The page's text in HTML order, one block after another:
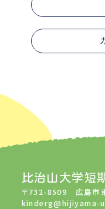
比治山大学短
〒732-8509 広島市
kinderg@hijiyama-